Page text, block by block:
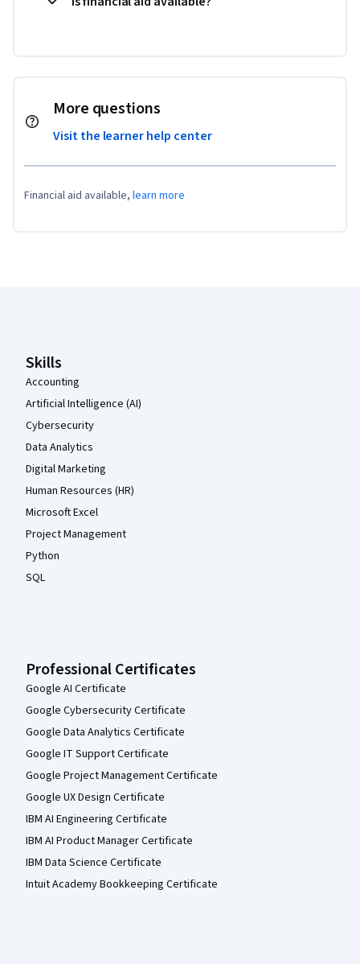
More questions
Visit the learner help center
Financial aid available, learn more
Skills
Accounting
Artificial Intelligence (AI)
Cybersecurity
Data Analytics
Digital Marketing
Human Resources (HR)
Microsoft Excel
Project Management
Python
SQL
Professional Certificates
Google AI Certificate
Google Cybersecurity Certificate
Google Data Analytics Certificate
Google IT Support Certificate
Google Project Management Certificate
Google UX Design Certificate
IBM AI Engineering Certificate
IBM AI Product Manager Certificate
IBM Data Science Certificate
Intuit Academy Bookkeeping Certificate